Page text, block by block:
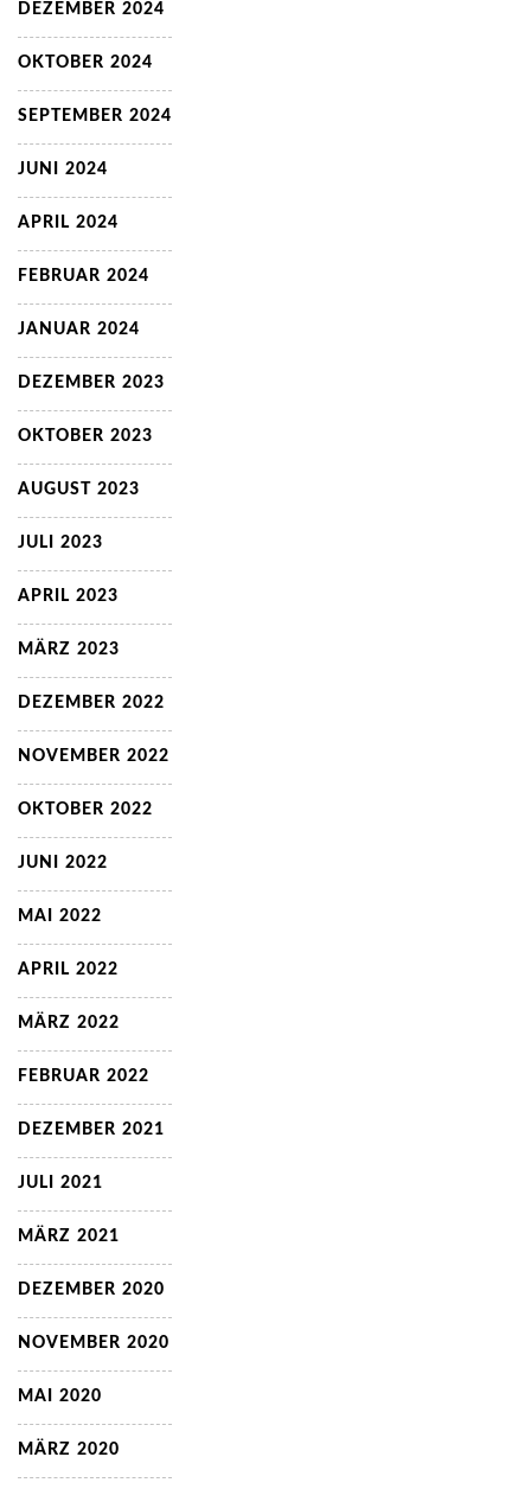
DEZEMBER 2024
OKTOBER 2024
SEPTEMBER 2024
JUNI 2024
APRIL 2024
FEBRUAR 2024
JANUAR 2024
DEZEMBER 2023
OKTOBER 2023
AUGUST 2023
JULI 2023
APRIL 2023
MÄRZ 2023
DEZEMBER 2022
NOVEMBER 2022
OKTOBER 2022
JUNI 2022
MAI 2022
APRIL 2022
MÄRZ 2022
FEBRUAR 2022
DEZEMBER 2021
JULI 2021
MÄRZ 2021
DEZEMBER 2020
NOVEMBER 2020
MAI 2020
MÄRZ 2020